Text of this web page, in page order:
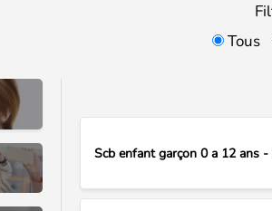
Tous
Scb enfant garçon 0 a 12 ans -